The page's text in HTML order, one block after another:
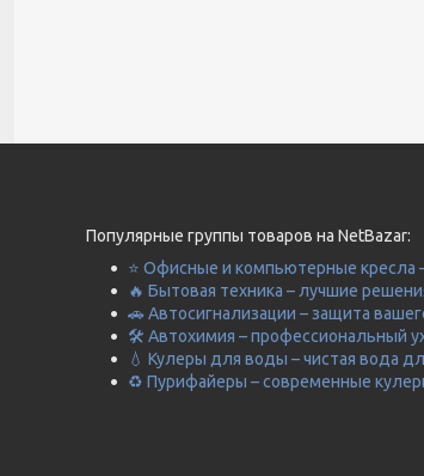
Популярные группы товаров на NetBazar:
⭐ Офисные и компьютерные кресла
🔥 Бытовая техника – лучшие
🚗 Автосигнализации – защита
🛠️ Автохимия – профессиональный
💧 Кулеры для воды – чистая вода
♻️ Пурифайеры – современные